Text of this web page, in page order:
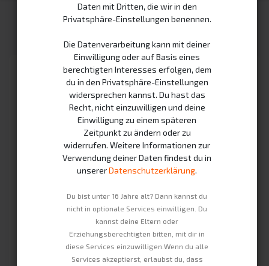
Fertigungsvorgänge.
In this course employee will learn the basic operations
that needs to be performed while manufacturing a
Daten mit Dritten, die wir in den
Privatsphäre-Einstellungen benennen.
Die Datenverarbeitung kann mit deiner
Einwilligung oder auf Basis eines
berechtigten Interesses erfolgen, dem
du in den Privatsphäre-Einstellungen
widersprechen kannst. Du hast das
Recht, nicht einzuwilligen und deine
Einwilligung zu einem späteren
Zeitpunkt zu ändern oder zu
widerrufen. Weitere Informationen zur
Verwendung deiner Daten findest du in
unsererDatenschutzerklärung.
Du bist unter 16 Jahre alt? Dann kannst du
nicht in optionale Services einwilligen. Du
kannst deine Eltern oder
Erziehungsberechtigten bitten, mit dir in
diese Services einzuwilligen.Wenn du alle
Services akzeptierst, erlaubst du, dass